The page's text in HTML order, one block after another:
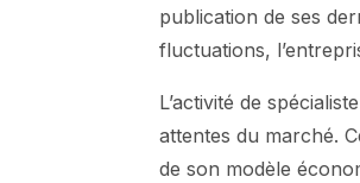
publication de ses
fluctuations,
L’activité de
attentes du marché.
de son modèle